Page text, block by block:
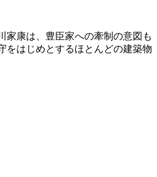
家康は、豊臣家への牽制の意図も
をはじめとするほとんどの建築物